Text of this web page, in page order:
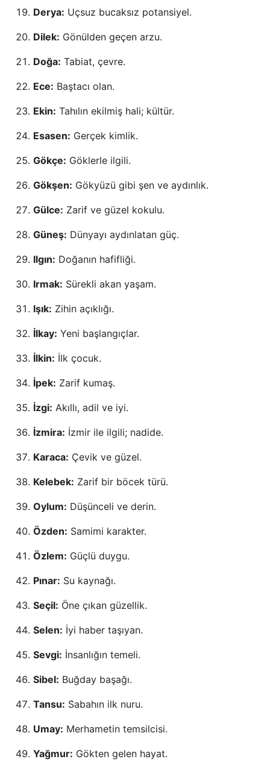
Derya: Uçsuz bucaksız potansiyel.
Dilek: Gönülden geçen arzu.
Doğa: Tabiat, çevre.
Ece: Baştacı olan.
Ekin: Tahılın ekilmiş hali; kültür.
Esasen: Gerçek kimlik.
Gökçe: Göklerle ilgili.
Gökşen: Gökyüzü gibi şen ve aydınlık.
Gülce: Zarif ve güzel kokulu.
Güneş: Dünyayı aydınlatan güç.
Ilgın: Doğanın hafifliği.
Irmak: Sürekli akan yaşam.
Işık: Zihin açıklığı.
İlkay: Yeni başlangıçlar.
İlkin: İlk çocuk.
İpek: Zarif kumaş.
İzgi: Akıllı, adil ve iyi.
İzmira: İzmir ile ilgili; nadide.
Karaca: Çevik ve güzel.
Kelebek: Zarif bir böcek türü.
Oylum: Düşünceli ve derin.
Özden: Samimi karakter.
Özlem: Güçlü duygu.
Pınar: Su kaynağı.
Seçil: Öne çıkan güzellik.
Selen: İyi haber taşıyan.
Sevgi: İnsanlığın temeli.
Sibel: Buğday başağı.
Tansu: Sabahın ilk nuru.
Umay: Merhametin temsilcisi.
Yağmur: Gökten gelen hayat.